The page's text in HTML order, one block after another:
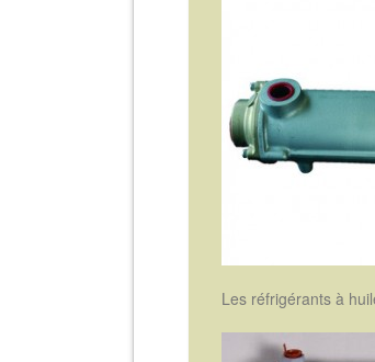
Les réfrigérants à